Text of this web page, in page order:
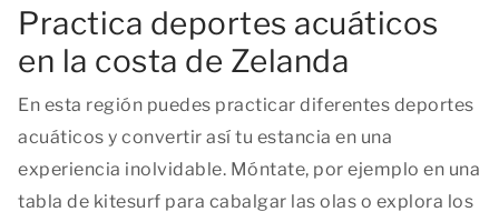
Practica deportes acuáticos
en la costa de Zelanda
En esta región puedes practicar diferentes deportes
acuáticos y convertir así tu estancia en una
experiencia inolvidable. Móntate, por ejemplo en una
tabla de kitesurf para cabalgar las olas o explora los